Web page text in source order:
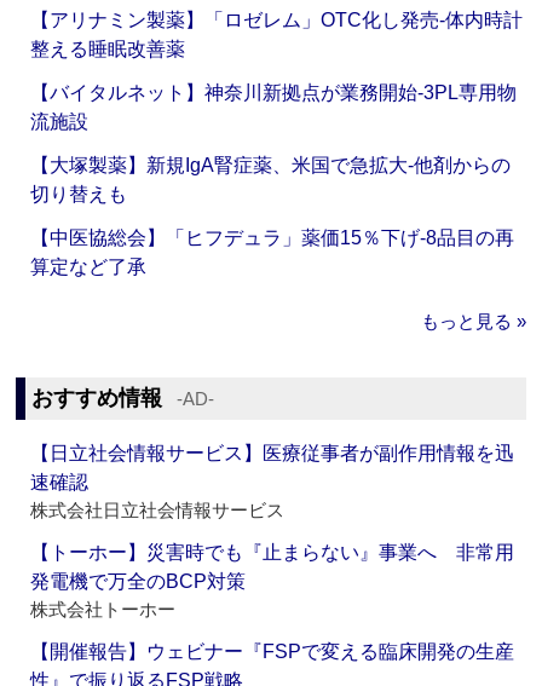
【アリナミン製薬】「ロゼレム」OTC化し発売‐体内時計
整える睡眠改善薬
【バイタルネット】神奈川新拠点が業務開始‐3PL専用物
流施設
【大塚製薬】新規IgA腎症薬、米国で急拡大‐他剤からの
切り替えも
【中医協総会】「ヒフデュラ」薬価15％下げ‐8品目の再
算定など了承
もっと見る »
おすすめ情報 ‐AD‐
【日立社会情報サービス】医療従事者が副作用情報を迅
速確認
株式会社日立社会情報サービス
【トーホー】災害時でも『止まらない』事業へ 非常用
発電機で万全のBCP対策
株式会社トーホー
【開催報告】ウェビナー『FSPで変える臨床開発の生産
性』で振り返るFSP戦略